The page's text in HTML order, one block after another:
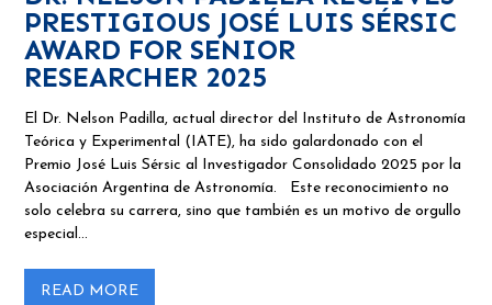
PRESTIGIOUS JOSÉ LUIS SÉRSIC
AWARD FOR SENIOR
RESEARCHER 2025
El Dr. Nelson Padilla, actual director del Instituto de Astronomía
Teórica y Experimental (IATE), ha sido galardonado con el
Premio José Luis Sérsic al Investigador Consolidado 2025 por la
Asociación Argentina de Astronomía. Este reconocimiento no
solo celebra su carrera, sino que también es un motivo de orgullo
especial…
READ MORE